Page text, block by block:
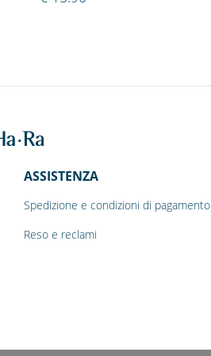
ASSISTENZA
Spedizione e condizioni di pagamento
Reso e reclami